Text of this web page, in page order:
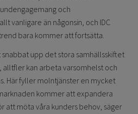
och
vanligare än någonsin, och IDC
bara kommer att fortsätta.
upp det stora samhällsskiftet
kan arbeta varsomhelst och
Här fyller molntjänster en mycket
kommer att expandera
att möta våra kunders behov, säger